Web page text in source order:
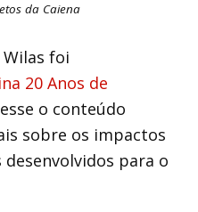
da Caiena
Wilas foi
20 Anos de
o conteúdo
sobre os impactos
para o